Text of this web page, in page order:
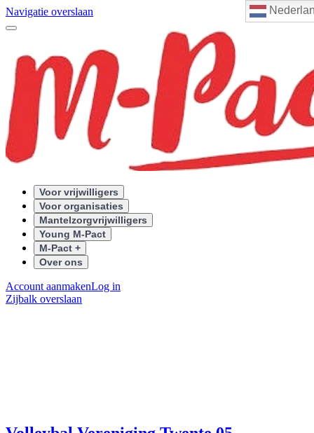
Navigatie overslaan
Voor vrijwilligers
Voor organisaties
Mantelzorgvrijwilligers
Young M-Pact
M-Pact +
Over ons
Account aanmakenLog in
Zijbalk overslaan